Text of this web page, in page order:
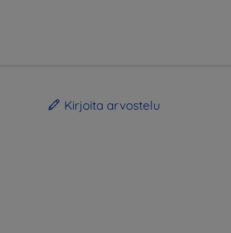
Kirjoita arvostelu